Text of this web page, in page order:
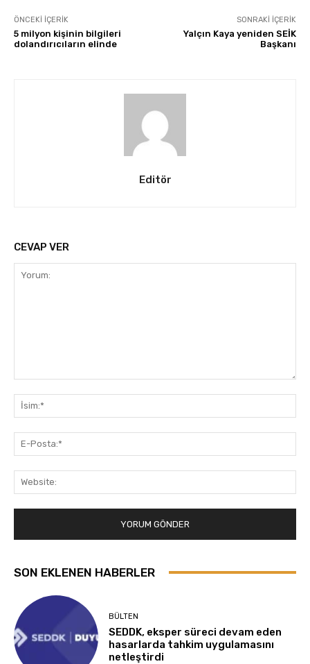
ÖNCEKI İÇERIK
5 milyon kişinin bilgileri
dolandırıcıların elinde
SONRAKI İÇERIK
Yalçın Kaya yeniden SEİK
Başkanı
Editör
CEVAP VER
SON EKLENEN HABERLER
BÜLTEN
SEDDK, eksper süreci devam eden
hasarlarda tahkim uygulamasını
netleştirdi